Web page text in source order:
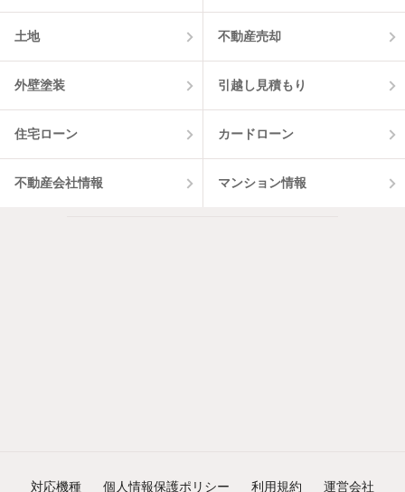
土地 不動産売却
外壁塗装 引越し見積もり
住宅ローン カードローン
不動産会社情報 マンション情報
対応機種 個人情報保護ポリシー 利用規約 運営会社